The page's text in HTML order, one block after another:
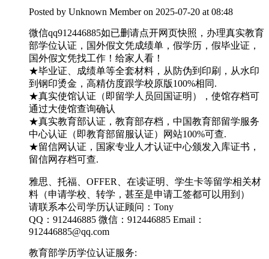
Posted by Unknown Member on 2025-07-20 at 08:48
微信qq912446885如已删请点开网页快照，办理真实教育
部学位认证，国外假文凭成绩单，假学历，假毕业证，
国外假文凭找工作！给家人看！
★毕业证、成绩单等全套材料，从防伪到印刷，从水印
到钢印烫金，高精仿度跟学校原版100%相同.
★真实使馆认证（即留学人员回国证明），使馆存档可
通过大使馆查询确认
★真实教育部认证，教育部存档，中国教育部留学服务
中心认证（即教育部留服认证）网站100%可查.
★留信网认证，国家专业人才认证中心颁发入库证书，
留信网存档可查.
雅思、托福、OFFER、在读证明、学生卡等留学相关材
料（申请学校、转学，甚至是申请工签都可以用到）
请联系本公司学历认证顾问：Tony
QQ：912446885 微信：912446885 Email：
912446885@qq.com
教育部学历学位认证服务: